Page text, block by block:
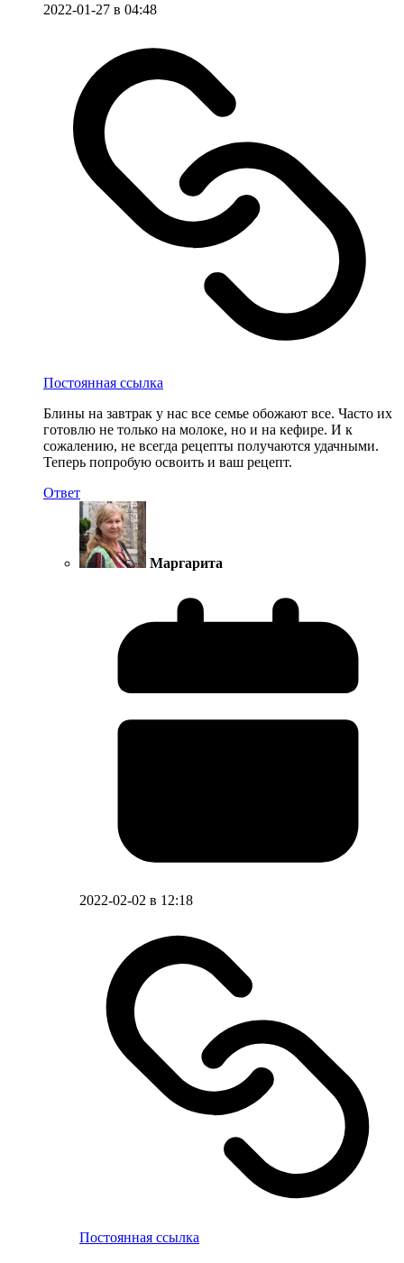
2022-01-27 в 04:48
Постоянная ссылка
Блины на завтрак у нас все семье обожают все. Часто их
готовлю не только на молоке, но и на кефире. И к
сожалению, не всегда рецепты получаются удачными.
Теперь попробую освоить и ваш рецепт.
Ответ
Маргарита
2022-02-02 в 12:18
Постоянная ссылка